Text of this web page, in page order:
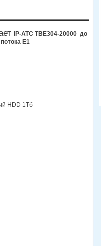
IP-АТС TBE304-20000 до
Е1
HDD 1Тб